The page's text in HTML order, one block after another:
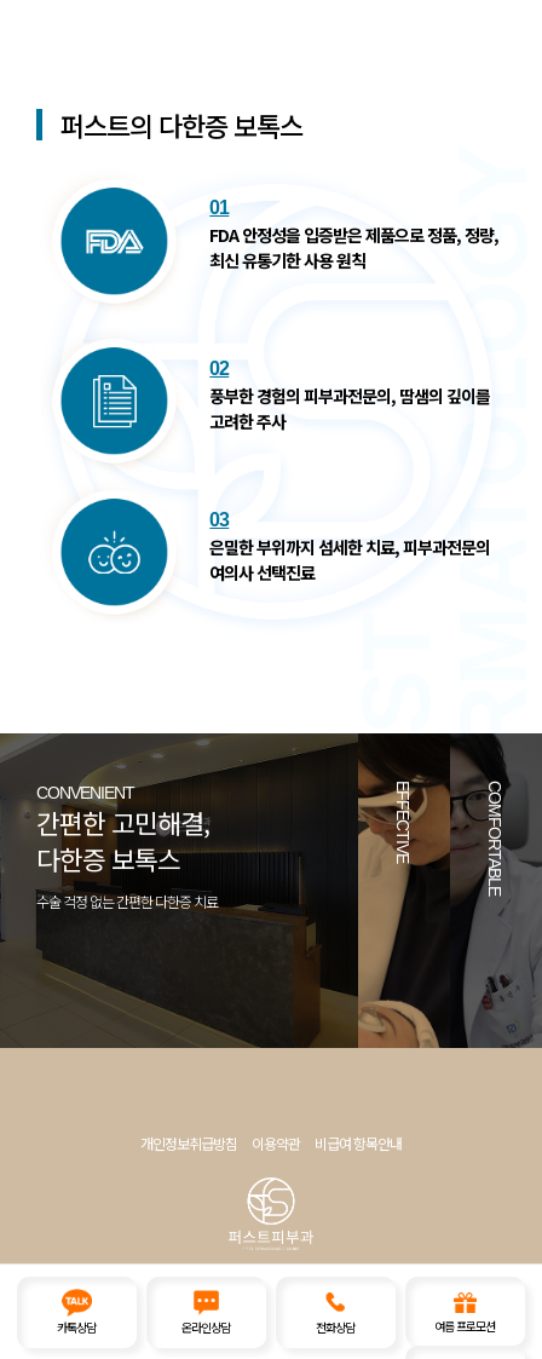
퍼스트의 다한증 보톡스
01
FDA 안정성을 입증받은 제품으로정품, 정량,
최신 유통기한 사용 원칙
02
풍부한 경험의 피부과전문의, 땀샘의 깊이를
고려한 주사
03
은밀한 부위까지 섬세한 치료,피부과전문의
여의사 선택진료
FIRST
CONVENIENT
간편한 고민해결,
다한증 보톡스
수술 걱정 없는 간편한 다한증 치료
EFFECTIVE COMFORTABLE
카톡상담 온라인상담 전화상담 여름 프로모션
개인정보취급방침 이용약관 비급여 항목안내
창원시 의창구평산로 207번길 4 메트로병원 옆 킹덤시티 5층, 6층
사업자번호 : 671-02-00941 대표자 : 홍진우